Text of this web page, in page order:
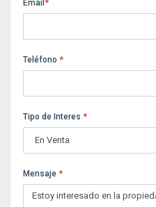
Email *
Teléfono *
Tipo de Interes *
Mensaje *